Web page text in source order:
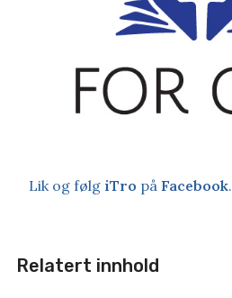
Lik og følg iTro på Facebook.
Relatert innhold